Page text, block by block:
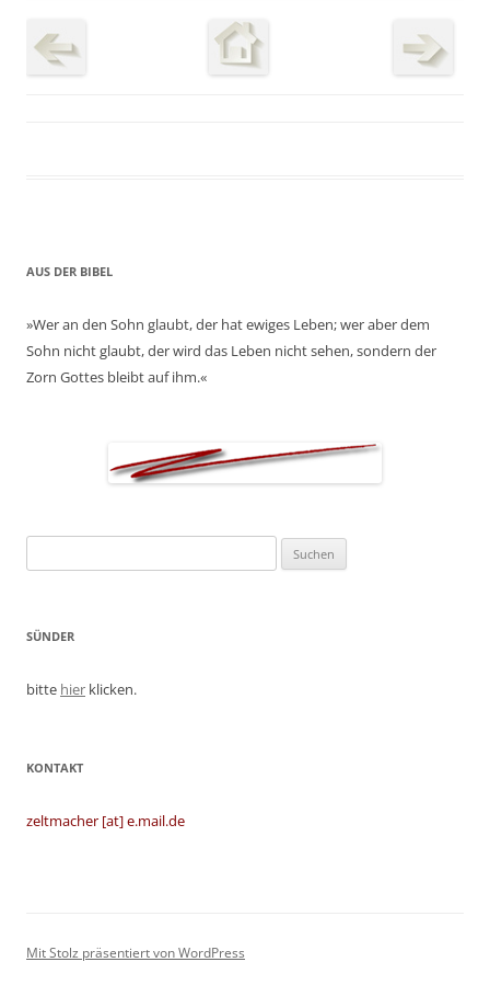
AUS DER BIBEL
»Wer an den Sohn glaubt, der hat ewiges Leben; wer aber dem
Sohn nicht glaubt, der wird das Leben nicht sehen, sondern der
Zorn Gottes bleibt auf ihm.«
nach:
SÜNDER
bitte hier klicken.
KONTAKT
zeltmacher [at] e.mail.de
Mit Stolz präsentiert von WordPress